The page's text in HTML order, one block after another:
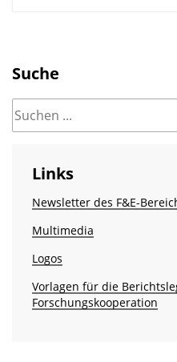
Suche
Links
Newsletter des F&E-
Multimedia
Logos
Vorlagen für die
Forschungskooperation